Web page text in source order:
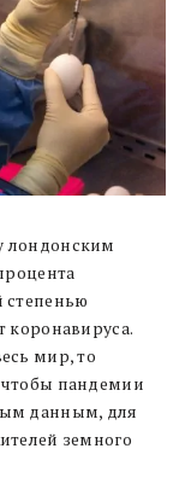
лондонским
степенью
коронавируса.
мир, то
пандемии
данным, для
земного